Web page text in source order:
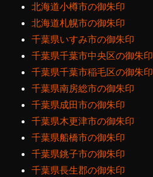
北海道小樽市の御朱印
北海道札幌市の御朱印
千葉県いすみ市の御朱印
千葉県千葉市中央区の御朱印
千葉県千葉市稲毛区の御朱印
千葉県南房総市の御朱印
千葉県成田市の御朱印
千葉県木更津市の御朱印
千葉県船橋市の御朱印
千葉県銚子市の御朱印
千葉県長生郡の御朱印